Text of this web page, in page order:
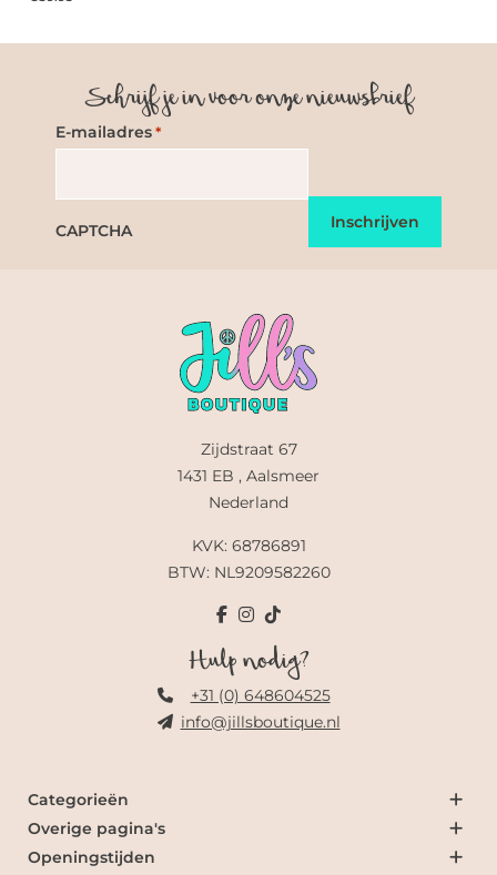
Schrijf je in voor onze nieuwsbrief
E-mailadres *
CAPTCHA
Zijdstraat 67
1431 EB , Aalsmeer
Nederland
KVK: 68786891
BTW: NL9209582260
Hulp nodig?
+31 (0) 648604525
info@jillsboutique.nl
Categorieën
Overige pagina's
Openingstijden